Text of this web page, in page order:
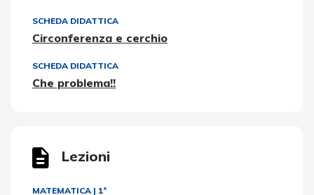
SCHEDA DIDATTICA
Circonferenza e cerchio
SCHEDA DIDATTICA
Che problema!!
Lezioni
MATEMATICA | 1ª